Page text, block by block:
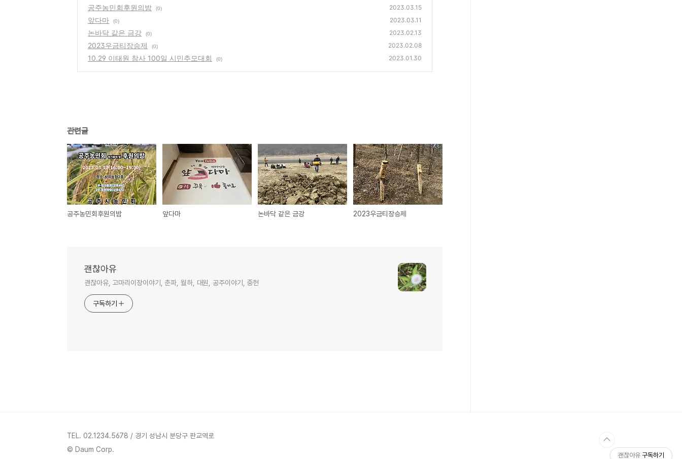
공주농민회후원의밤 (0) 2023.03.15
앞다마 (0) 2023.03.11
논바닥 같은 금강 (0) 2023.02.13
2023우금티장승제 (0) 2023.02.08
10.29 이태원 참사 100일 시민추모대회 (0) 2023.01.30
관련글
공주농민회후원의밤 앞다마 논바닥 같은 금강 2023우금티장승제
괜찮아유
괜찮아유, 고마리이장이야기, 춘파, 월하, 대원, 공주이야기, 중헌
구독하기
TEL. 02.1234.5678 / 경기 성남시 분당구 판교역로
© Daum Corp.
괜찮아유 구독하기